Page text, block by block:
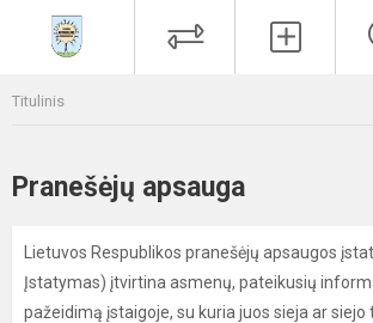
Titulinis
Pranešėjų apsauga
Lietuvos Respublikos pranešėjų apsaugos
Įstatymas) įtvirtina asmenų, pateikusių
pažeidimą įstaigoje, su kuria juos sieja ar siejo